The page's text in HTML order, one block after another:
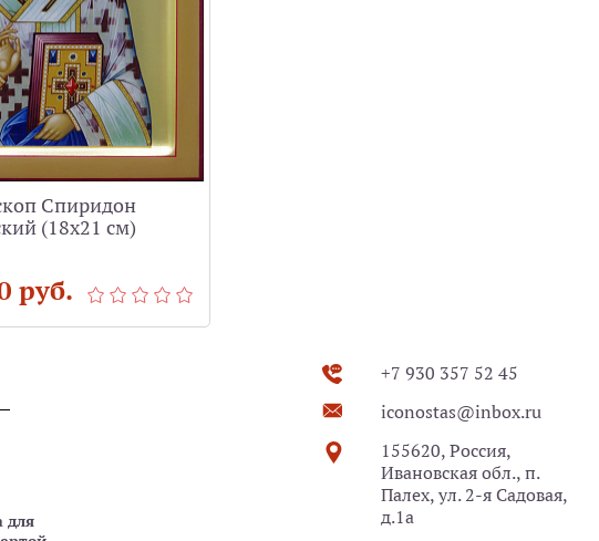
Спиридон
(18x21 см)
руб.
для
+7 930 357 52 45
iconostas@inbox.ru
155620, Россия,
Ивановская обл., п.
Палех, ул. 2-я Садовая,
д.1а